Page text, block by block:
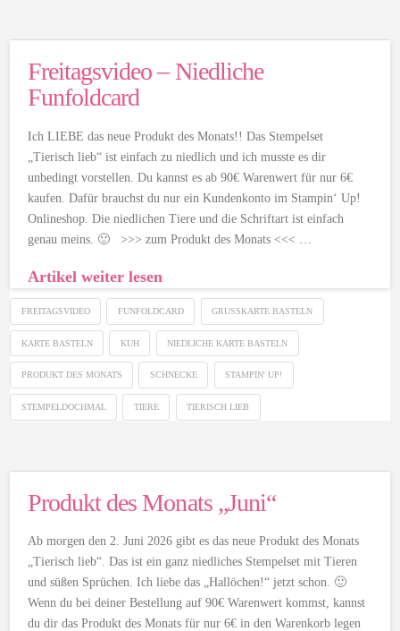
Freitagsvideo – Niedliche
Funfoldcard
Ich LIEBE das neue Produkt des Monats!! Das Stempelset
„Tierisch lieb“ ist einfach zu niedlich und ich musste es dir
unbedingt vorstellen. Du kannst es ab 90€ Warenwert für nur 6€
kaufen. Dafür brauchst du nur ein Kundenkonto im Stampin‘ Up!
Onlineshop. Die niedlichen Tiere und die Schriftart ist einfach
genau meins. 🙂 >>> zum Produkt des Monats <<< …
Artikel weiter lesen
FREITAGSVIDEO FUNFOLDCARD GRUSSKARTE BASTELN
KARTE BASTELN KUH NIEDLICHE KARTE BASTELN
PRODUKT DES MONATS SCHNECKE STAMPIN' UP!
STEMPELDOCHMAL TIERE TIERISCH LIEB
Produkt des Monats „Juni“
Ab morgen den 2. Juni 2026 gibt es das neue Produkt des Monats
„Tierisch lieb“. Das ist ein ganz niedliches Stempelset mit Tieren
und süßen Sprüchen. Ich liebe das „Hallöchen!“ jetzt schon. 🙂
Wenn du bei deiner Bestellung auf 90€ Warenwert kommst, kannst
du dir das Produkt des Monats für nur 6€ in den Warenkorb legen